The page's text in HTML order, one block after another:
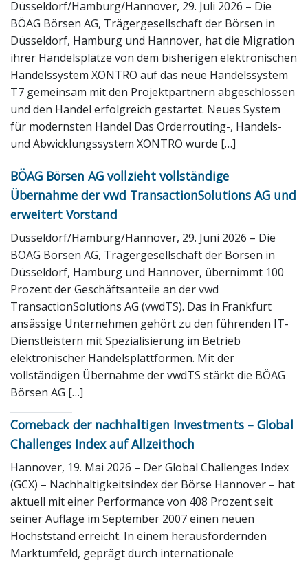
Düsseldorf/Hamburg/Hannover, 29. Juli 2026 – Die
BÖAG Börsen AG, Trägergesellschaft der Börsen in
Düsseldorf, Hamburg und Hannover, hat die Migration
ihrer Handelsplätze von dem bisherigen elektronischen
Handelssystem XONTRO auf das neue Handelssystem
T7 gemeinsam mit den Projektpartnern abgeschlossen
und den Handel erfolgreich gestartet. Neues System
für modernsten Handel Das Orderrouting-, Handels-
und Abwicklungssystem XONTRO wurde […]
BÖAG Börsen AG vollzieht vollständige
Übernahme der vwd TransactionSolutions AG und
erweitert Vorstand
Düsseldorf/Hamburg/Hannover, 29. Juni 2026 – Die
BÖAG Börsen AG, Trägergesellschaft der Börsen in
Düsseldorf, Hamburg und Hannover, übernimmt 100
Prozent der Geschäftsanteile an der vwd
TransactionSolutions AG (vwdTS). Das in Frankfurt
ansässige Unternehmen gehört zu den führenden IT-
Dienstleistern mit Spezialisierung im Betrieb
elektronischer Handelsplattformen. Mit der
vollständigen Übernahme der vwdTS stärkt die BÖAG
Börsen AG […]
Comeback der nachhaltigen Investments – Global
Challenges Index auf Allzeithoch
Hannover, 19. Mai 2026 – Der Global Challenges Index
(GCX) – Nachhaltigkeitsindex der Börse Hannover – hat
aktuell mit einer Performance von 408 Prozent seit
seiner Auflage im September 2007 einen neuen
Höchststand erreicht. In einem herausfordernden
Marktumfeld, geprägt durch internationale